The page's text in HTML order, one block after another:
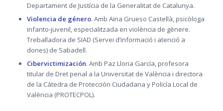
Departament de Justícia de la Generalitat de Catalunya.
Violencia de género. Amb Aina Grueso Castellà, psicòloga
infanto-juvenil, especialitzada en violència de gènere.
Treballadora de SIAD (Servei d’informació i atenció a
dones) de Sabadell.
Cibervictimización. Amb Paz Lloria García, profesora
titular de Dret penal a la Universitat de València i directora
de la Cátedra de Protección Ciudadana y Policía Local de
València (PROTECPOL).